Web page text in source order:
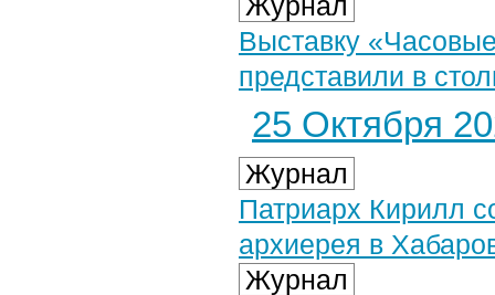
Выставку
представили в
25 Октября
Журнал
Патриарх Кирилл
архиерея в
Журнал